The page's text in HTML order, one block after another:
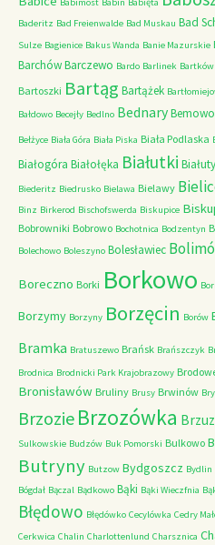
Baderitz Bad Freienwalde Bad Muskau Bad
Sulze Bagienice Bakus Wanda Banie Mazurskie
BarchówBarczewo Bardo Barlinek Bartków
Bartoszki Bartąg Bartążek
Bałdowo Becejły Bedlno BednaryBemowo
Bełżyce Biała Góra Biała Piska Biała Podlaska
Białogóra Białołęka Białutki Białuty
Biederitz Biedrusko Bielawa Bielawy
Binz Birkerod Bischofswerda Biskupice
Bobrowniki Bobrowo Bochotnica Bodzentyn
Bolechowo Boleszyno Bolesławiec
Boreczno Borki Borkowo
Borzymy Borzyny Borzęcin Borów
Bramka Bratuszewo Brańsk Brańszczyk
Brodnica Brodnicki Park Krajobrazowy
Bronisławów Bruliny Brusy Brwinów
Brzozie Brzozówka
Sulkowskie Budzów Buk Pomorski Bulkowo
Butryny Butzow Bydgoszcz Bydlin
Bógdał Bączal Bądkowo Bąki Bąki Wieczfnia
Błędowo Błędówko Cecylówka Cedry
Cerkwica Chalin Charlottenlund Charsznica